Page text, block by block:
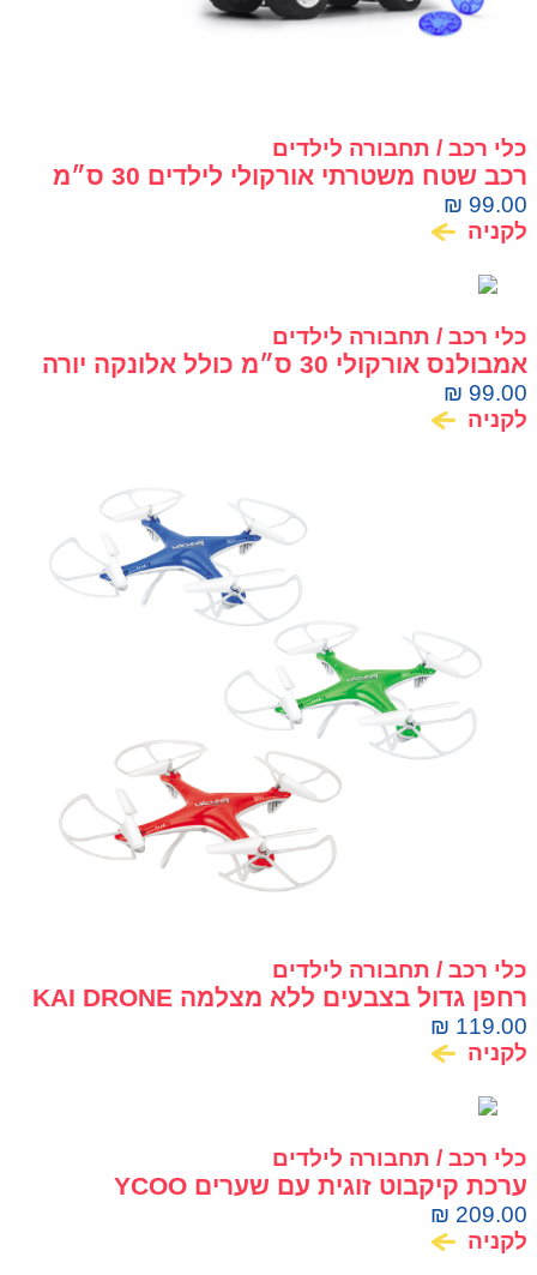
כלי רכב / תחבורה לילדים
רכב שטח משטרתי אורקולי לילדים 30 ס״מ
יורה דיסקיות
₪ 99.00
לקניה
כלי רכב / תחבורה לילדים
אמבולנס אורקולי 30 ס״מ כולל אלונקה יורה
דיסקיות DICKIE TOYS
₪ 99.00
לקניה
כלי רכב / תחבורה לילדים
רחפן גדול בצבעים ללא מצלמה KAI DRONE
₪ 119.00
לקניה
כלי רכב / תחבורה לילדים
ערכת קיקבוט זוגית עם שערים YCOO
Kickabot
₪ 209.00
לקניה